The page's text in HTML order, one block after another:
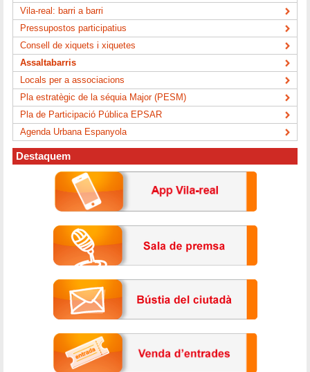
Vila-real: barri a barri
Pressupostos participatius
Consell de xiquets i xiquetes
Assaltabarris
Locals per a associacions
Pla estratègic de la séquia Major (PESM)
Pla de Participació Pública EPSAR
Agenda Urbana Espanyola
Destaquem